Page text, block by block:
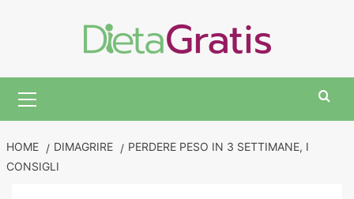
Menu
HOME DIMAGRIRE
PERDERE PESO IN 3 SETTIMANE, I
CONSIGLI